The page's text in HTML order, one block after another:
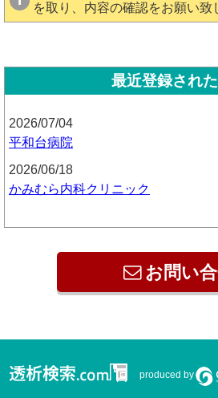
を取り、内容の確認をお願い致
最近登録され
2026/07/04
平和台病院
2026/06/18
かみむら内科クリニック
お問い
produced by